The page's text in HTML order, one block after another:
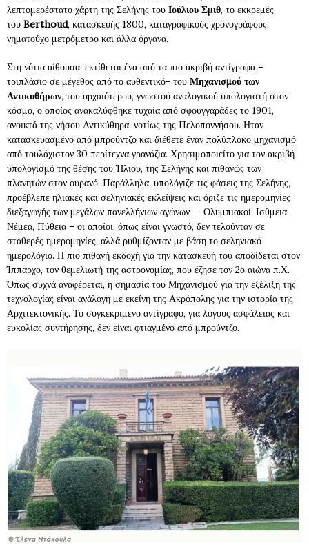
λεπτομερέστατο χάρτη της Σελήνης του Ιούλιου Σμιθ, το εκκρεμές
του Berthoud, κατασκευής 1800, καταγραφικούς χρονογράφους,
νηματούχο μετρόμετρο και άλλα όργανα.
Στη νότια αίθουσα, εκτίθεται ένα από τα πιο ακριβή αντίγραφα –
τριπλάσιο σε μέγεθος από το αυθεντικό- του Μηχανισμού των
Αντικυθήρων, του αρχαιότερου, γνωστού αναλογικού υπολογιστή στον
κόσμο, ο οποίος ανακαλύφθηκε τυχαία από σφουγγαράδες το 1901,
ανοικτά της νήσου Αντικύθηρα, νοτίως της Πελοποννήσου. Ηταν
κατασκευασμένο από μπρούντζο και διέθετε έναν πολύπλοκο μηχανισμό
από τουλάχιστον 30 περίτεχνα γρανάζια. Χρησιμοποιείτο για τον ακριβή
υπολογισμό της θέσης του Ήλιου, της Σελήνης και πιθανώς των
πλανητών στον ουρανό. Παράλληλα, υπολόγιζε τις φάσεις της Σελήνης,
προέβλεπε ηλιακές και σεληνιακές εκλείψεις και όριζε τις ημερομηνίες
διεξαγωγής των μεγάλων πανελλήνιων αγώνων — Ολυμπιακοί, Ισθμεια,
Νέμεα, Πύθεια – οι οποίοι, όπως είναι γνωστό, δεν τελούνταν σε
σταθερές ημερομηνίες, αλλά ρυθμίζονταν με βάση το σεληνιακό
ημερολόγιο. Η πιο πιθανή εκδοχή για την κατασκευή του αποδίδεται στον
Ίππαρχο, τον θεμελιωτή της αστρονομίας, που έζησε τον 2ο αιώνα π.Χ.
Όπως συχνά αναφέρεται, η σημασία του Μηχανισμού για την εξέλιξη της
τεχνολογίας είναι ανάλογη με εκείνη της Ακρόπολης για την ιστορία της
Αρχιτεκτονικής. Το συγκεκριμένο αντίγραφο, για λόγους ασφάλειας και
ευκολίας συντήρησης, δεν είναι φτιαγμένο από μπρούντζο.